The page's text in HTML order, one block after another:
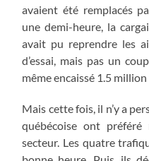
avaient été remplacés
une demi-heure, la
avait pu reprendre les
d’essai, mais pas un
même encaissé 1.5 million
Mais cette fois, il n’y a
québécoise ont
secteur. Les quatre